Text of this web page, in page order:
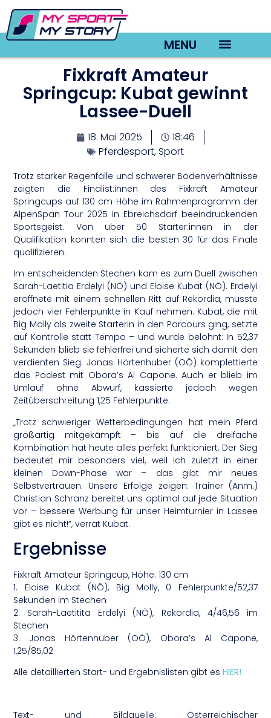
MENU
Fixkraft Amateur
Springcup: Kubat gewinnt
Lassee-Duell
18. Mai 2025
18:46
Pferdesport,Sport
Trotz starker Regenfälle und schwerer Bodenverhältnisse
zeigten die Finalist:innen des Fixkraft Amateur
Springcups auf 130 cm Höhe im Rahmenprogramm der
AlpenSpan Tour 2025 in Ebreichsdorf beeindruckenden
Sportsgeist. Von über 50 Starter:innen in der
Qualifikation konnten sich die besten 30 für das Finale
qualifizieren.
Im entscheidenden Stechen kam es zum Duell zwischen
Sarah-Laetitia Erdelyi (NÖ) und Eloise Kubat (NÖ). Erdelyi
eröffnete mit einem schnellen Ritt auf Rekordia, musste
jedoch vier Fehlerpunkte in Kauf nehmen. Kubat, die mit
Big Molly als zweite Starterin in den Parcours ging, setzte
auf Kontrolle statt Tempo – und wurde belohnt: In 52,37
Sekunden blieb sie fehlerfrei und sicherte sich damit den
verdienten Sieg. Jonas Hörtenhuber (OÖ) komplettierte
das Podest mit Obora’s Al Capone. Auch er blieb im
Umlauf ohne Abwurf, kassierte jedoch wegen
Zeitüberschreitung 1,25 Fehlerpunkte.
„Trotz schwieriger Wetterbedingungen hat mein Pferd
großartig mitgekämpft – bis auf die dreifache
Kombination hat heute alles perfekt funktioniert. Der Sieg
bedeutet mir besonders viel, weil ich zuletzt in einer
kleinen Down-Phase war – das gibt mir neues
Selbstvertrauen. Unsere Erfolge zeigen: Trainer (Anm.)
Christian Schranz bereitet uns optimal auf jede Situation
vor – bessere Werbung für unser Heimturnier in Lassee
gibt es nicht!“, verrät Kubat.
Ergebnisse
Fixkraft Amateur Springcup, Höhe: 130 cm
1. Eloise Kubat (NÖ), Big Molly, 0 Fehlerpunkte/52,37
Sekunden im Stechen
2. Sarah-Laetitita Erdelyi (NÖ), Rekordia, 4/46,56 im
Stechen
3. Jonas Hörtenhuber (OÖ), Obora’s Al Capone,
1,25/85,02
Alle detaillierten Start- und Ergebnislisten gibt esHIER!
Text- und Bildquelle: Österreichischer